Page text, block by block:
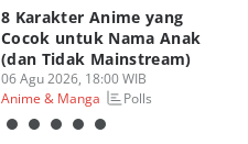
8 Karakter Anime yang
Cocok untuk Nama Anak
(dan Tidak Mainstream)
06 Agu 2026, 18:00 WIB
Anime & Manga
Polls